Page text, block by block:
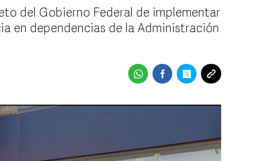
del Gobierno Federal de implementar
en dependencias de la Administración